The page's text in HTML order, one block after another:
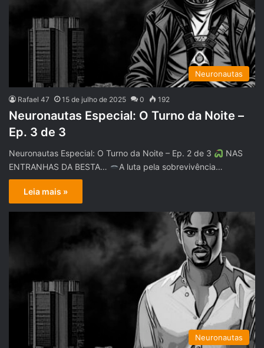
Neuronautas
Rafael 47 15 de julho de 2025 0 192
Neuronautas Especial: O Turno da Noite –
Ep. 3 de 3
Neuronautas Especial: O Turno da Noite – Ep. 2 de 3
NAS
ENTRANHAS DA BESTA…
A luta pela sobrevivência…
Leia mais »
Neuronautas